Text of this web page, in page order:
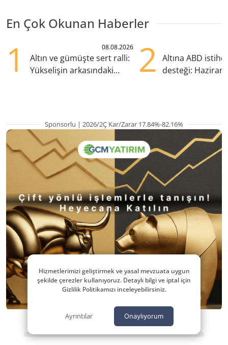
En Çok Okunan Haberler
1 08.08.2026
Altın ve gümüşte sert ralli:
Yükselişin arkasındaki
2
Altına ABD
desteği:
Sponsorlu | 2026/2Ç Kar/Zarar 17.84%-82.16%
Hizmetlerimizi geliştirmek ve yasal mevzuata uygun
şekilde çerezler kullanıyoruz. Detaylı bilgi ve iptal için
Gizlilik Politikamızı inceleyebilirsiniz.
Ayrıntılar Onaylıyorum